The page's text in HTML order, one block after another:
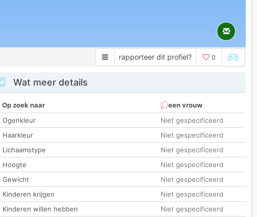
rapporteer dit profiel? 0
Wat meer details
Op zoek naar
een vrouw
Ogenkleur
Niet gespecificeerd
Haarkleur
Niet gespecificeerd
Lichaamstype
Niet gespecificeerd
Hoogte
Niet gespecificeerd
Gewicht
Niet gespecificeerd
Kinderen krijgen
Niet gespecificeerd
Kinderen willen hebben
Niet gespecificeerd